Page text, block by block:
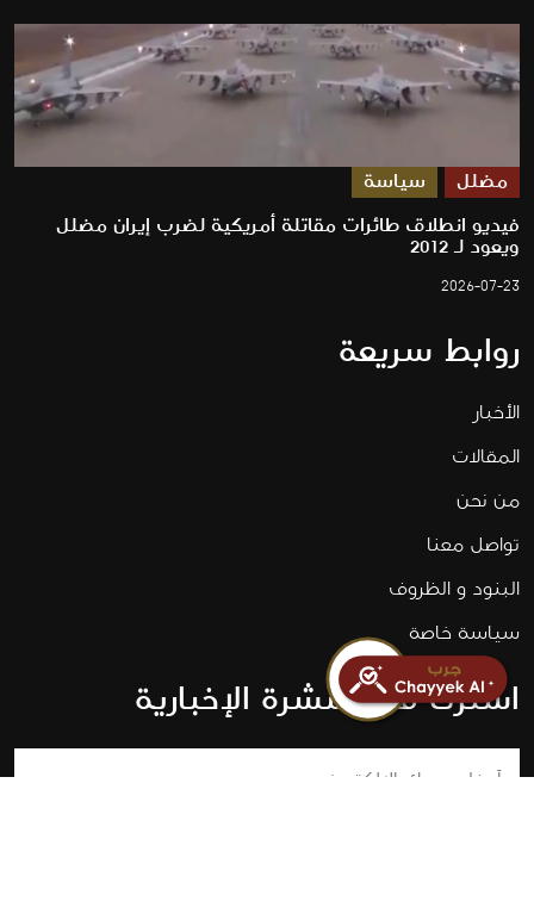
مضلل سياسة
فيديو انطلاق طائرات مقاتلة أمريكية لضرب إيران مضلل
ويعود لـ 2012
2026-07-23
روابط سريعة
الأخبار
المقالات
من نحن
تواصل معنا
البنود و الظروف
سياسة خاصة
اشترك في النشرة الإخبارية